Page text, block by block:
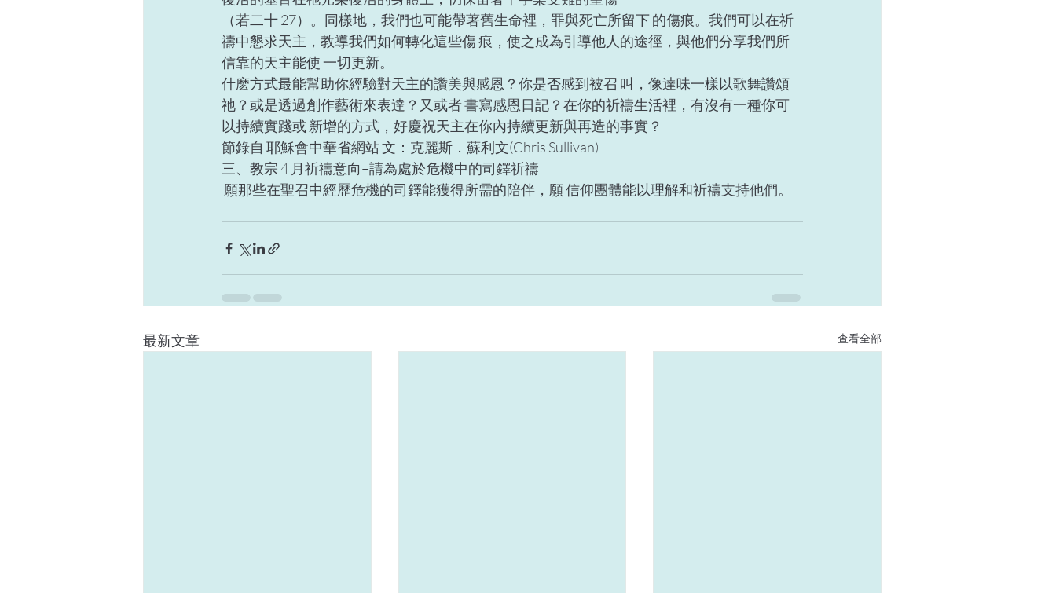
（若二十 27）。同樣地，我們也可能帶著舊生命裡，罪與死亡所留下 的傷痕。我們可以在祈
禱中懇求天主，教導我們如何轉化這些傷 痕，使之成為引導他人的途徑，與他們分享我們所
信靠的天主能使 一切更新。
什麽方式最能幫助你經驗對天主的讚美與感恩？你是否感到被召 叫，像達味一樣以歌舞讚頌
祂？或是透過創作藝術來表達？又或者 書寫感恩日記？在你的祈禱生活裡，有沒有一種你可
以持續實踐或 新增的方式，好慶祝天主在你內持續更新與再造的事實？
節錄自 耶穌會中華省網站 文：克麗斯．蘇利文(Chris Sullivan)
三、教宗 4 月祈禱意向–請為處於危機中的司鐸祈禱
願那些在聖召中經歷危機的司鐸能獲得所需的陪伴，願 信仰團體能以理解和祈禱支持他們。
最新文章 查看全部